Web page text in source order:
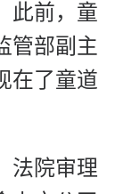
此前，童
管部副主
在了童道
法院审理